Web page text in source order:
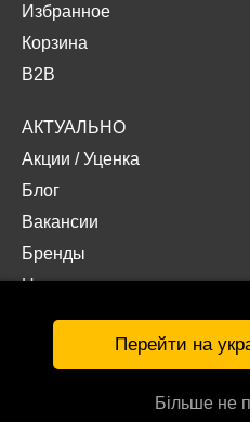
Избранное
Корзина
B2B
АКТУАЛЬНО
Акции /Уценка
Блог
Вакансии
Бренды
Наши проекты
Документы
© Интернет-магазин
Перейти на
Більше не